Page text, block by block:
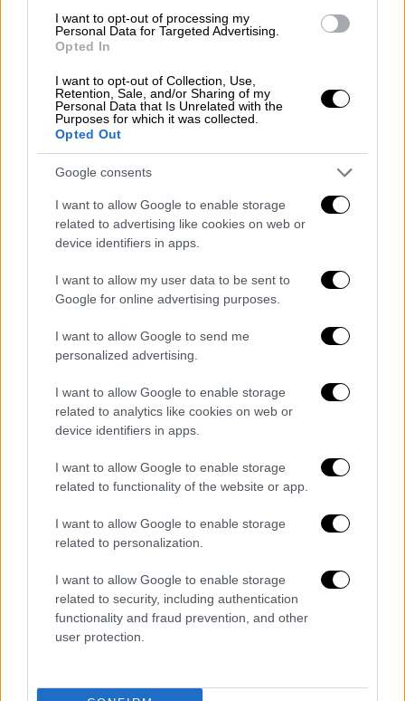
I want to opt-out of processing my
Personal Data for Targeted Advertising.
Opted In
I want to opt-out of Collection, Use,
Retention, Sale, and/or Sharing of my
Personal Data that Is Unrelated with the
Purposes for which it was collected.
Opted Out
Google consents
I want to allow Google to enable storage
related to advertising like cookies on web or
device identifiers in apps.
I want to allow my user data to be sent to
Google for online advertising purposes.
I want to allow Google to send me
personalized advertising.
I want to allow Google to enable storage
related to analytics like cookies on web or
device identifiers in apps.
I want to allow Google to enable storage
related to functionality of the website or app.
I want to allow Google to enable storage
related to personalization.
I want to allow Google to enable storage
related to security, including authentication
functionality and fraud prevention, and other
user protection.
4892399.jpg
Eurokinissi/παραοικονομία
Στο 10-15% το ποσοστό
φοροαποφυγής στη χώρα
Σύμφωνα με τον κ. Παπαπανάγο υπάρχει ένα
μεγάλο κομμάτι του ακαθάριστου εθνικού
«μεταναστεύει», φεύγει νόμιμα με προορισμό
φορολογικούς παραδείσους και παράκτια
κέντρα.Το ποσοστό της φοροαποφυγής
σύμφωνα με τον καθηγητής κυμαίνεται
Αυτό διακυμαίνεται καθώς
ειδικά μετά την παγκόσμια οικονομική κρίση
2008-2009 πάρα πολλές χώρες έβαλαν
είδους κεφαλαίων. Κάποια από τα παράκτια
κέντρα και παραδείσους άρχισαν να
συνεργάζονται με τις φορολογικές αρχές
των χωρών, κάποιες άλλες όμως δεν έδειξαν
καμιά διάθεση συνεργασίας ή ανταλλαγής
πληροφοριών. «Οπότε αυτό το πράγμα
διακυμαίνεται από χώρα, σε χώρα και από
φορολογικό παράδεισο, σε φορολογικό
φορολογία σε μια χώρα τόσο μεγαλύτερα